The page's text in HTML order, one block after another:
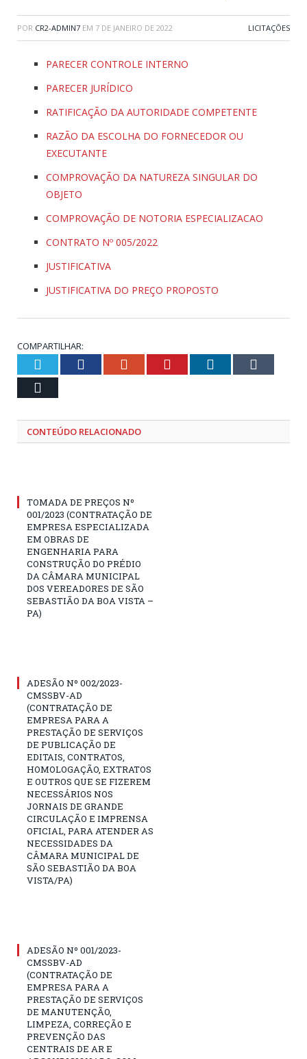
POR CR2-ADMIN7 EM 7 DE JANEIRO DE 2022 LICITAÇÕES
PARECER CONTROLE INTERNO
PARECER JURÍDICO
RATIFICAÇÃO DA AUTORIDADE COMPETENTE
RAZÃO DA ESCOLHA DO FORNECEDOR OU
EXECUTANTE
COMPROVAÇÃO DA NATUREZA SINGULAR DO
OBJETO
COMPROVAÇÃO DE NOTORIA ESPECIALIZACAO
CONTRATO Nº 005/2022
JUSTIFICATIVA
JUSTIFICATIVA DO PREÇO PROPOSTO
COMPARTILHAR:
Twitter Facebook Google+ Pinterest LinkedIn
CONTEÚDO RELACIONADO
TOMADA DE PREÇOS Nº
001/2023 (CONTRATAÇÃO DE
EMPRESA ESPECIALIZADA
EM OBRAS DE
ENGENHARIA PARA
CONSTRUÇÃO DO PRÉDIO
DA CÂMARA MUNICIPAL
DOS VEREADORES DE SÃO
SEBASTIÃO DA BOA VISTA –
PA)
ADESÃO Nº 002/2023-
CMSSBV-AD
(CONTRATAÇÃO DE
EMPRESA PARA A
PRESTAÇÃO DE SERVIÇOS
DE PUBLICAÇÃO DE
EDITAIS, CONTRATOS,
HOMOLOGAÇÃO, EXTRATOS
E OUTROS QUE SE FIZEREM
NECESSÁRIOS NOS
JORNAIS DE GRANDE
CIRCULAÇÃO E IMPRENSA
OFICIAL, PARA ATENDER AS
NECESSIDADES DA
CÂMARA MUNICIPAL DE
SÃO SEBASTIÃO DA BOA
VISTA/PA)
ADESÃO Nº 001/2023-
CMSSBV-AD
(CONTRATAÇÃO DE
EMPRESA PARA A
PRESTAÇÃO DE SERVIÇOS
DE MANUTENÇÃO,
LIMPEZA, CORREÇÃO E
PREVENÇÃO DAS
CENTRAIS DE AR E